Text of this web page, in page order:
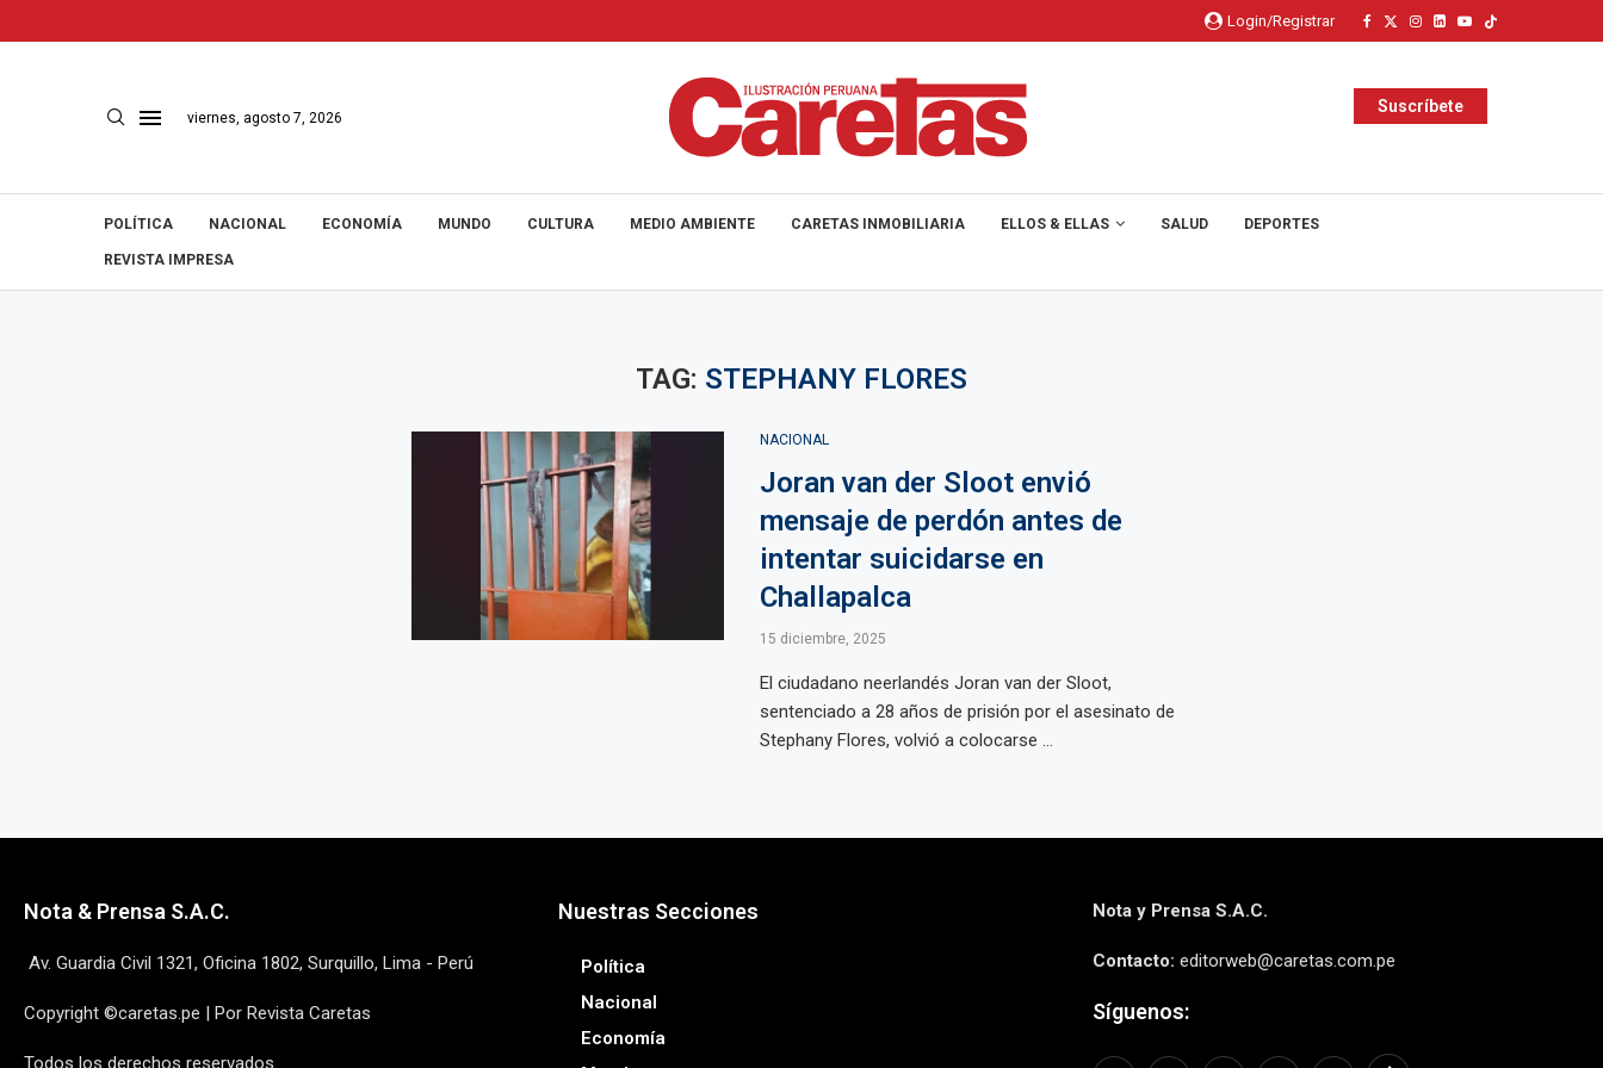
Login/Registrar
viernes, agosto 7, 2026
Suscríbete
POLÍTICA NACIONAL ECONOMÍA MUNDO CULTURA MEDIO AMBIENTE CARETAS INMOBILIARIA ELLOS & ELLAS SALUD DEPORTES
REVISTA IMPRESA
TAG: STEPHANY FLORES
NACIONAL
Joran van der Sloot envió
mensaje de perdón antes de
intentar suicidarse en
Challapalca
15 diciembre, 2025
El ciudadano neerlandés Joran van der Sloot,
sentenciado a 28 años de prisión por el asesinato de
Stephany Flores, volvió a colocarse ...
Nota & Prensa S.A.C.
Av. Guardia Civil 1321, Oficina 1802, Surquillo, Lima - Perú
Copyright ©caretas.pe | Por Revista Caretas
Todos los derechos reservados
Nuestras Secciones
Política
Nacional
Economía
Nota y Prensa S.A.C.
Contacto: editorweb@caretas.com.pe
Síguenos: